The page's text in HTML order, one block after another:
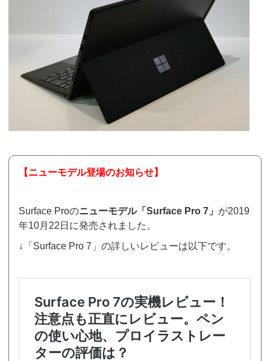
【ニューモデル登場のお知らせ】
Surface Proのニューモデル「Surface Pro 7」 が2019
年10月22日に発売されました。
↓「Surface Pro 7」の詳しいレビューは以下です。